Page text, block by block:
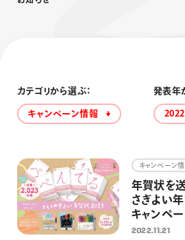
ブラッシュ（筆）
その他
採用情報
運営会社
カテゴリから選ぶ：
キャンペーン情報
発表年
2022
キャンペーン
年賀状を
さぎよい
キャンペ
2022.11.21